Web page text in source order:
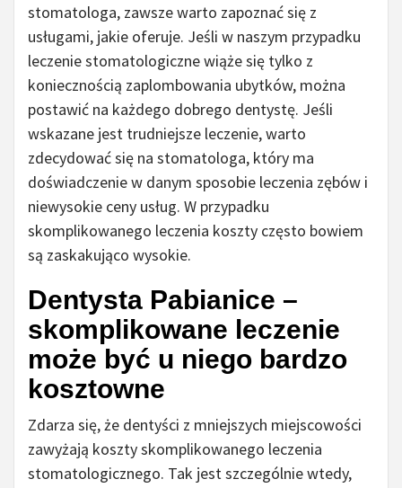
stomatologa, zawsze warto zapoznać się z
usługami, jakie oferuje. Jeśli w naszym przypadku
leczenie stomatologiczne wiąże się tylko z
koniecznością zaplombowania ubytków, można
postawić na każdego dobrego dentystę. Jeśli
wskazane jest trudniejsze leczenie, warto
zdecydować się na stomatologa, który ma
doświadczenie w danym sposobie leczenia zębów i
niewysokie ceny usług. W przypadku
skomplikowanego leczenia koszty często bowiem
są zaskakująco wysokie.
Dentysta Pabianice –
skomplikowane leczenie
może być u niego bardzo
kosztowne
Zdarza się, że dentyści z mniejszych miejscowości
zawyżają koszty skomplikowanego leczenia
stomatologicznego. Tak jest szczególnie wtedy,